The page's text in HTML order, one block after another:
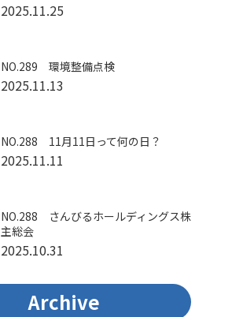
2025.11.25
NO.289 環境整備点検
2025.11.13
NO.288 11月11日って何の日？
2025.11.11
NO.288 さんびるホールディングス株
主総会
2025.10.31
Archive